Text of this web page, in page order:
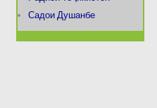
Садои Душанбе